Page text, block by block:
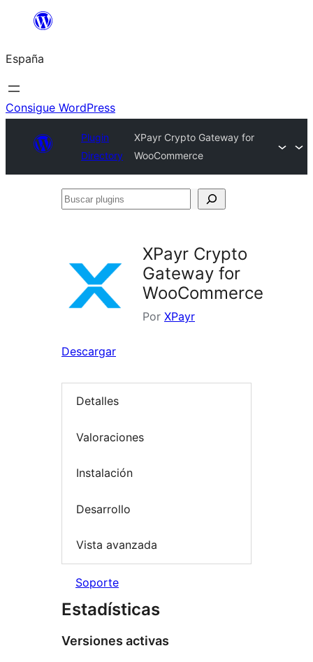
Saltar
contenido
España
Consigue WordPress
Plugin
Directory
XPayr Crypto Gateway for
WooCommerce
Buscar
XPayr Crypto
Gateway for
WooCommerce
Por XPayr
Descargar
Detalles
Valoraciones
Instalación
Desarrollo
Vista avanzada
Soporte
Estadísticas
Versiones activas